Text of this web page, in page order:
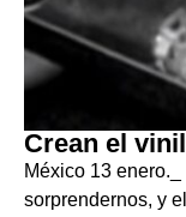
Crean el
México 13
sorprendernos, y